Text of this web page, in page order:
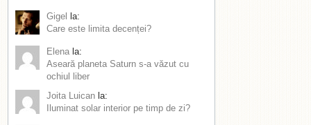
Gigel
la:
Care este limita decenței?
Elena la:
Aseară planeta Saturn s-a văzut cu
ochiul liber
Joita Luican la:
Iluminat solar interior pe timp de zi?